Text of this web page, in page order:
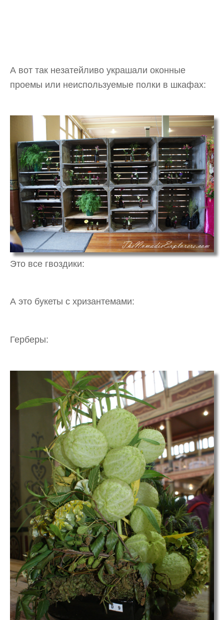
А вот так незатейливо украшали оконные
проемы или неиспользуемые полки в шкафах:
Это все гвоздики:
А это букеты с хризантемами:
Герберы: